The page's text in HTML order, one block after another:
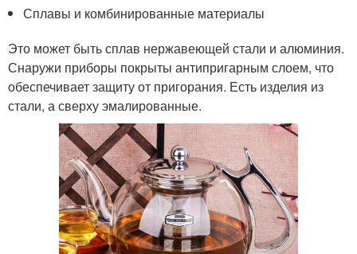
Сплавы и комбинированные материалы
Это может быть сплав нержавеющей стали и алюминия.
Снаружи приборы покрыты антипригарным слоем, что
обеспечивает защиту от пригорания. Есть изделия из
стали, а сверху эмалированные.